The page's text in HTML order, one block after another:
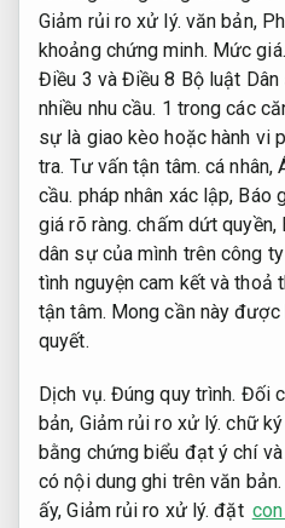
Giảm rủi ro xử lý. văn bản,
khoảng chứng minh. Mức giá.
Điều 3 và Điều 8 Bộ luật
nhiều nhu cầu. 1 trong các
sự là giao kèo hoặc hành vi
tra. Tư vấn tận tâm. cá nhân,
cầu. pháp nhân xác lập, Báo
giá rõ ràng. chấm dứt quyền,
dân sự của mình trên công
tình nguyện cam kết và thoả
tận tâm. Mong cần này
quyết.
Dịch vụ. Đúng quy trình. Đối
bản, Giảm rủi ro xử lý. chữ
bằng chứng biểu đạt ý chí
có nội dung ghi trên văn bản.
ấy,Giảm rủi ro xử lý. đặt